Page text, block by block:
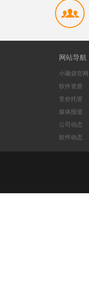
网站导航
小脑袋官网
软件资质
竞价托管
媒体报道
公司动态
软件动态